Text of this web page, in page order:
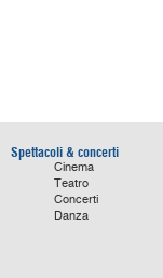
Spettacoli & concerti
Cinema
Teatro
Concerti
Danza